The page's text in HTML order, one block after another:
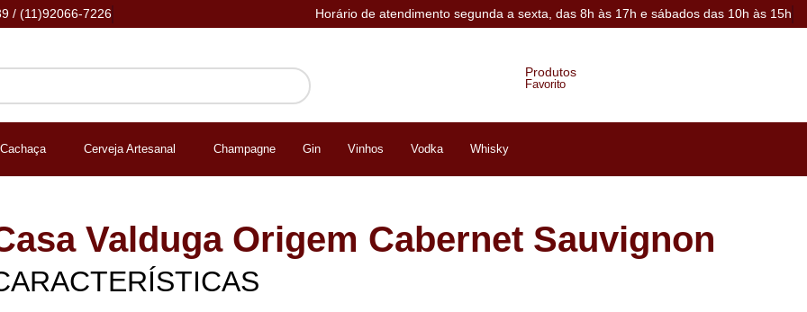
/ (11)92066-7226 Horário de atendimento segunda a sexta, das 8h às 17h e sábados das 10h às 15h
Produtos
Favorito
Cachaça Cerveja Artesanal Champagne Gin Vinhos Vodka Whisky
Valduga Origem Cabernet Sauvignon